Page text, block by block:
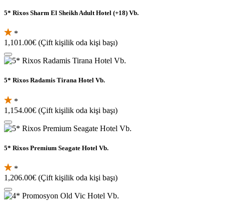
5* Rixos Sharm El Sheikh Adult Hotel (+18) Vb.
*
1,101.00€ (Çift kişilik oda kişi başı)
5* Rixos Radamis Tirana Hotel Vb.
*
1,154.00€ (Çift kişilik oda kişi başı)
5* Rixos Premium Seagate Hotel Vb.
*
1,206.00€ (Çift kişilik oda kişi başı)